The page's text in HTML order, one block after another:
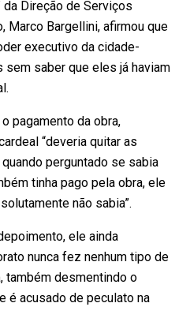
da Direção de Serviços
Marco Bargellini, afirmou que
executivo da cidade-
sem saber que eles já haviam
pagamento da obra,
“deveria quitar as
perguntado se sabia
tinha pago pela obra, ele
não sabia”.
ele ainda
nunca fez nenhum tipo de
também desmentindo o
é acusado de peculato na